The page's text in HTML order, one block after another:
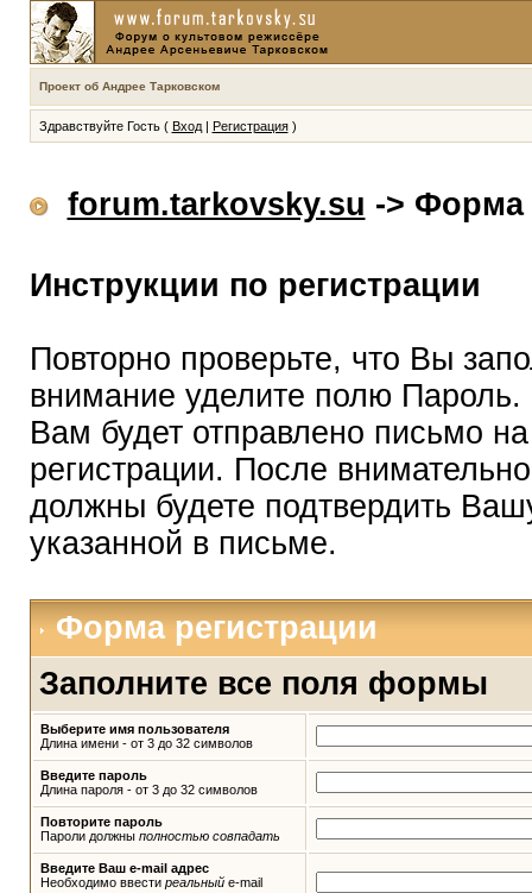
Проект об Андрее Тарковском
Здравствуйте Гость ( Вход| Регистрация)
forum.tarkovsky.su -> Форма
Инструкции по регистрации
Повторно проверьте, что Вы
внимание уделите полю Пароль.
Вам будет отправлено письмо
регистрации. После
должны будете подтвердить
указанной в письме.
Форма регистрации
Заполните все поля формы
Выберите имя пользователя
Длина имени - от 3 до 32 символов
Введите пароль
Длина пароля - от 3 до 32 символов
Повторите пароль
Пароли должны полностью совпадать
Введите Ваш e-mail адрес
Необходимо ввести реальныйe-mail